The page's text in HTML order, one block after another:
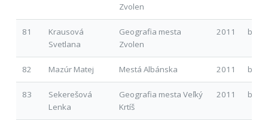
Zvolen
81
Krausová
Svetlana
Geografia mesta
Zvolen
2011 b
82 Mazúr Matej Mestá Albánska 2011 b
83
Sekerešová
Lenka
Geografia mesta Veľký
Krtíš
2011 b